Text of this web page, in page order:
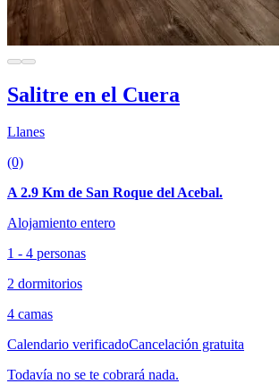
Salitre en el Cuera
Llanes
(0)
A 2.9 Km de San Roque del Acebal.
Alojamiento entero
1 - 4 personas
2 dormitorios
4 camas
Calendario verificadoCancelación gratuita
Todavía no se te cobrará nada.